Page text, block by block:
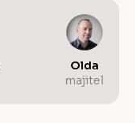
Olda
majitel